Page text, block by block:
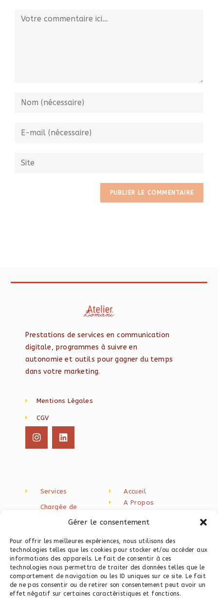
Gérer le consentement
Pour offrir les meilleures expériences, nous utilisons des
technologies telles que les cookies pour stocker et/ou accéder aux
informations des appareils. Le fait de consentir à ces
technologies nous permettra de traiter des données telles que le
comportement de navigation ou les ID uniques sur ce site. Le fait
de ne pas consentir ou de retirer son consentement peut avoir un
effet négatif sur certaines caractéristiques et fonctions.
Prestations de services en communication
digitale, programmes à suivre en
autonomie et outils pour gagner du temps
dans votre marketing.
Mentions Légales
CGV
Services
Chargée de
freelance
Création de contenu
Rédaction web seo
Programme
Instagram
Programme Site Web
Accueil
A Propos
Newsletter